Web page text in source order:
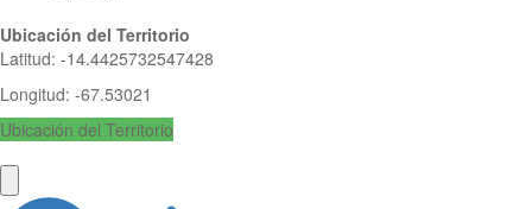
Ubicación del Territorio
Latitud: -14.4425732547428
Longitud: -67.53021
Ubicación del Territorio